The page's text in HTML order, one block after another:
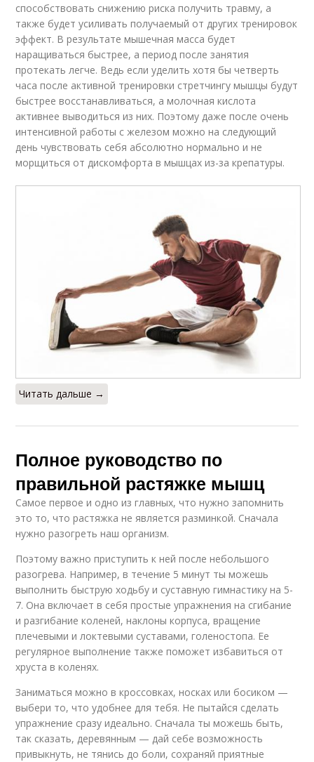
способствовать снижению риска получить травму, а
также будет усиливать получаемый от других тренировок
эффект. В результате мышечная масса будет
наращиваться быстрее, а период после занятия
протекать легче. Ведь если уделить хотя бы четверть
часа после активной тренировки стретчингу мышцы будут
быстрее восстанавливаться, а молочная кислота
активнее выводиться из них. Поэтому даже после очень
интенсивной работы с железом можно на следующий
день чувствовать себя абсолютно нормально и не
морщиться от дискомфорта в мышцах из-за крепатуры.
Читать дальше →
Полное руководство по
правильной растяжке мышц
Самое первое и одно из главных, что нужно запомнить
это то, что растяжка не является разминкой. Сначала
нужно разогреть наш организм.
Поэтому важно приступить к ней после небольшого
разогрева. Например, в течение 5 минут ты можешь
выполнить быструю ходьбу и суставную гимнастику на 5-
7. Она включает в себя простые упражнения на сгибание
и разгибание коленей, наклоны корпуса, вращение
плечевыми и локтевыми суставами, голеностопа. Ее
регулярное выполнение также поможет избавиться от
хруста в коленях.
Заниматься можно в кроссовках, носках или босиком —
выбери то, что удобнее для тебя. Не пытайся сделать
упражнение сразу идеально. Сначала ты можешь быть,
так сказать, деревянным — дай себе возможность
привыкнуть, не тянись до боли, сохраняй приятные